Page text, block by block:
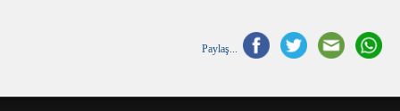
Paylaş...